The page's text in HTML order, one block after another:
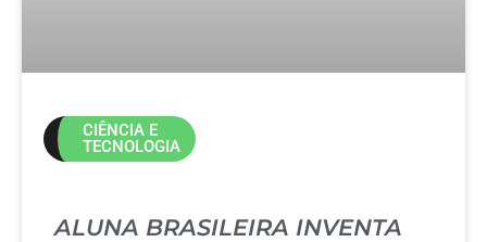
CIÊNCIA E
TECNOLOGIA
ALUNA BRASILEIRA INVENTA